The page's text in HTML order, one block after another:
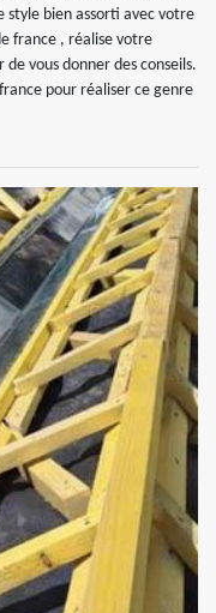
bien assorti avec votre
france , réalise votre
vous donner des conseils.
pour réaliser ce genre